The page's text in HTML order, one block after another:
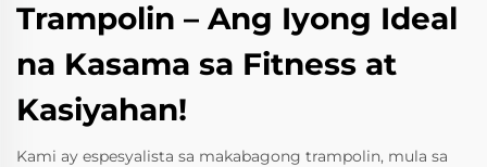
Trampolin – Ang Iyong Ideal
na Kasama sa Fitness at
Kasiyahan!
Kami ay espesyalista sa makabagong trampolin, mula sa